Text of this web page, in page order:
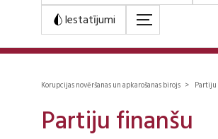
Iestatījumi
Korupcijas novēršanas un apkarošanas birojs >
Partiju finanšu